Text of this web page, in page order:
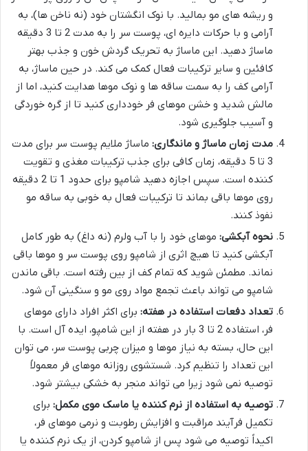
و ریشه های مو بمالید. با نوک انگشتان خود (نه ناخن ها)، به
آرامی و با حرکات دایره ای، پوست سر را به مدت 2 تا 3 دقیقه
ماساژ دهید. این ماساژ به تحریک گردش خون و جذب بهتر
کافئین و سایر ترکیبات فعال کمک می کند. در حین ماساژ، به
آرامی کف را به سمت ساقه ها و نوک موها هدایت کنید، اما از
مالش شدید و خشن موهای فر خودداری کنید تا از گره خوردگی
و آسیب جلوگیری شود.
مدت زمان ماساژ و ماندگاری: ماساژ ملایم پوست سر برای مدت
3 تا 5 دقیقه، زمان کافی برای جذب ترکیبات مغذی و تقویت
کننده است. سپس اجازه دهید شامپو برای حدود 1 تا 2 دقیقه
روی موها باقی بماند تا ترکیبات فعال به خوبی به ساقه مو
نفوذ کنند.
نحوه آبکشی: موهای خود را با آب ولرم (نه داغ) به طور کامل
آبکشی کنید تا هیچ اثری از شامپو روی پوست سر و موها باقی
نماند. مطمئن شوید که تمام کف از بین رفته است. باقی ماندن
شامپو می تواند باعث تجمع مواد روی مو و سنگینی آن شود.
تعداد دفعات استفاده در هفته: برای اکثر افراد دارای موهای
فر، استفاده 2 تا 3 بار در هفته از این شامپو، ایده آل است. با
این حال، بسته به نیاز موها و میزان چربی پوست سر، می توان
این تعداد را تنظیم کرد. شستشوی روزانه موهای فر معمولاً
توصیه نمی شود زیرا می تواند منجر به خشکی بیشتر شود.
توصیه به استفاده از نرم کننده یا ماسک موی مکمل: برای
تکمیل فرآیند مراقبت و افزایش رطوبت و نرمی موهای فر،
اکیداً توصیه می شود پس از شامپو کردن، از یک نرم کننده یا